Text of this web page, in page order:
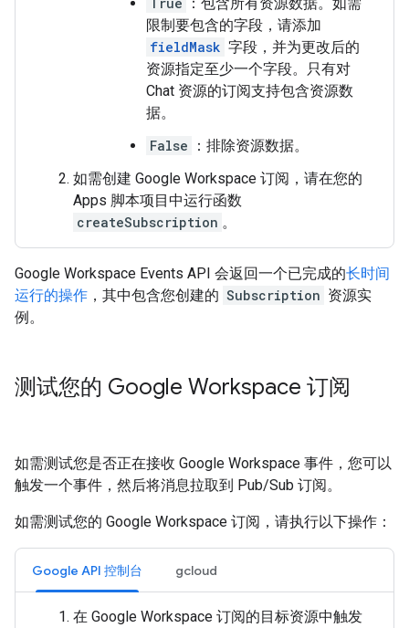
限制要包含的字段，请添加
fieldMask 字段，并为更改后的
资源指定至少一个字段。只有对
Chat 资源的订阅支持包含资源数
据。
False
：排除资源数据。
如需创建 Google Workspace 订阅，请在您的
Apps 脚本项目中运行函数
createSubscription 。
Google Workspace Events API 会返回一个已完成的长时间
运行的操作 ，其中包含您创建的 Subscription 资源实
例。
测试您的 Google Workspace 订阅
如需测试您是否正在接收 Google Workspace 事件，您可以
触发一个事件，然后将消息拉取到 Pub/Sub 订阅。
如需测试您的 Google Workspace 订阅，请执行以下操作：
Google API 控制台 gcloud
在 Google Workspace 订阅的目标资源中触发